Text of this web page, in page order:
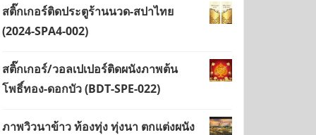
สติ๊กเกอร์ติดประตูร้านนวด-สปาไทย
(2024-SPA4-002)
สติ๊กเกอร์/วอลเปเปอร์ติดผนังภาพต้น
โพธิ์ทอง-ดอกบัว (BDT-SPE-022)
ภาพวิวนาข้าว ท้องทุ่ง ทุ่งนา ตกแต่งผนัง